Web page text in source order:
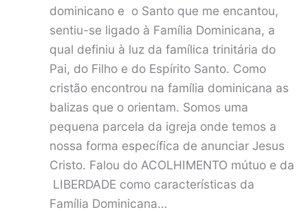
dominicano e o Santo que me encantou,
sentiu-se ligado à Família Dominicana, a
qual definiu à luz da famílica trinitária do
Pai, do Filho e do Espírito Santo. Como
cristão encontrou na família dominicana as
balizas que o orientam. Somos uma
pequena parcela da igreja onde temos a
nossa forma específica de anunciar Jesus
Cristo. Falou do ACOLHIMENTO mútuo e da
LIBERDADE como características da
Família Dominicana…